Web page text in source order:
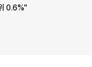
0.6%"